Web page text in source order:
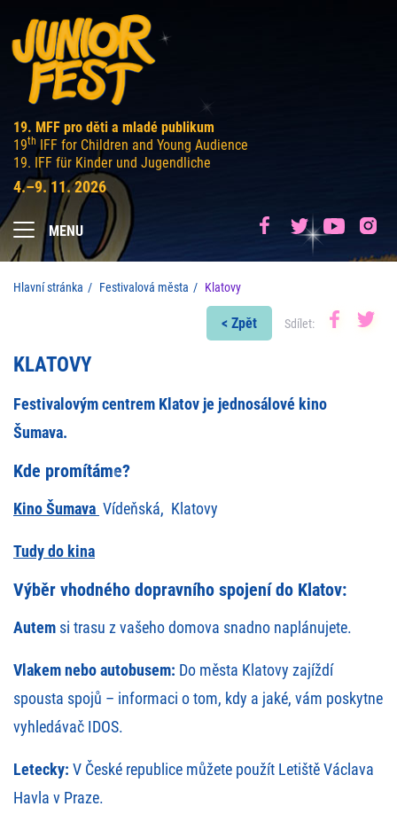
19. MFF pro děti a mladé publikum
19th IFF for Children and Young Audience
19. IFF für Kinder und Jugendliche
4.–9. 11. 2026
MENU
Hlavní stránka Festivalová města Klatovy
< Zpět Sdílet:
KLATOVY
Festivalovým centrem Klatov je jednosálové kino
Šumava.
Kde promítáme?
Kino Šumava Vídeňská, Klatovy
Tudy do kina
Výběr vhodného dopravního spojení do Klatov:
Autem si trasu z vašeho domova snadno naplánujete.
Vlakem nebo autobusem: Do města Klatovy zajíždí
spousta spojů – informaci o tom, kdy a jaké, vám poskytne
vyhledávač IDOS.
Letecky: V České republice můžete použít Letiště Václava
Havla v Praze.